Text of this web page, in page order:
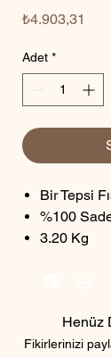
₺4.903,31
Adet *
Bir Tepsi
%100
3.20 Kg
Henüz
Fikirlerinizi